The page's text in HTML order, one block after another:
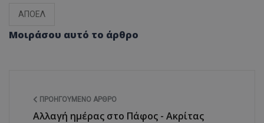
ΑΠΟΕΛ
Μοιράσου αυτό το άρθρο
ΠΡΟΗΓΟΎΜΕΝΟ ΆΡΘΡΟ
Αλλαγή ημέρας στο Πάφος - Ακρίτας